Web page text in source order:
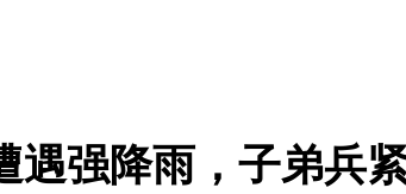
遇强降雨，子弟兵